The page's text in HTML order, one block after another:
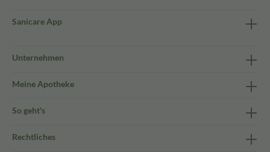
Sanicare App
Unternehmen
Meine Apotheke
So geht's
Rechtliches